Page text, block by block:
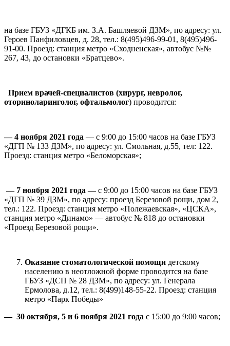
на базе ГБУЗ «ДГКБ им. З.А. Башляевой ДЗМ», по адресу: ул.
Героев Панфиловцев, д. 28, тел.: 8(495)496-99-01, 8(495)496-
91-00. Проезд: станция метро «Сходненская», автобус №№
267, 43, до остановки «Братцево».
Прием врачей-специалистов (хирург, невролог,
оториноларинголог, офтальмолог) проводится:
— 4 ноября 2021 года — с 9:00 до 15:00 часов на базе ГБУЗ
«ДГП № 133 ДЗМ», по адресу: ул. Смольная, д.55, тел: 122.
Проезд: станция метро «Беломорская»;
— 7 ноября 2021 года —с 9:00 до 15:00 часов на базе ГБУЗ
«ДГП № 39 ДЗМ», по адресу: проезд Березовой рощи, дом 2,
тел.: 122. Проезд: станция метро «Полежаевская», «ЦСКА»,
станция метро «Динамо» — автобус № 818 до остановки
«Проезд Березовой рощи».
Оказание стоматологической помощи детскому
населению в неотложной форме проводится на базе
ГБУЗ «ДСП № 28 ДЗМ», по адресу: ул. Генерала
Ермолова, д.12, тел.: 8(499)148-55-22. Проезд: станция
метро «Парк Победы»
— 30 октября, 5 и 6 ноября 2021 года с 15:00 до 9:00 часов;